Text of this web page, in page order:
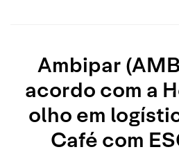
Ambipar
acordo com a
olho em
Café com